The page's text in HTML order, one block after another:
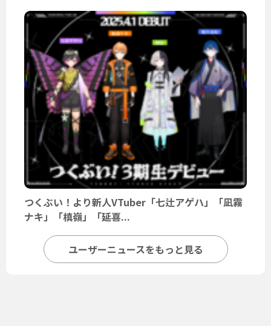
つくぶい！より新人VTuber「七辻アゲハ」「凪霧
ナキ」「槙嶺」「延喜...
ユーザーニュースをもっと見る